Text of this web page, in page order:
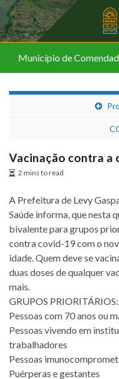
Município de
Vacinação contra a
2 mins to read
A Prefeitura de Levy
Saúde informa, que nesta
bivalente para grupos
contra covid-19 com o
idade. Quem deve se
duas doses de qualquer
mais.
GRUPOS PRIORITÁRIOS:
Pessoas com 70 anos ou
Pessoas vivendo em
trabalhadores
Pessoas
Puérperas e gestantes